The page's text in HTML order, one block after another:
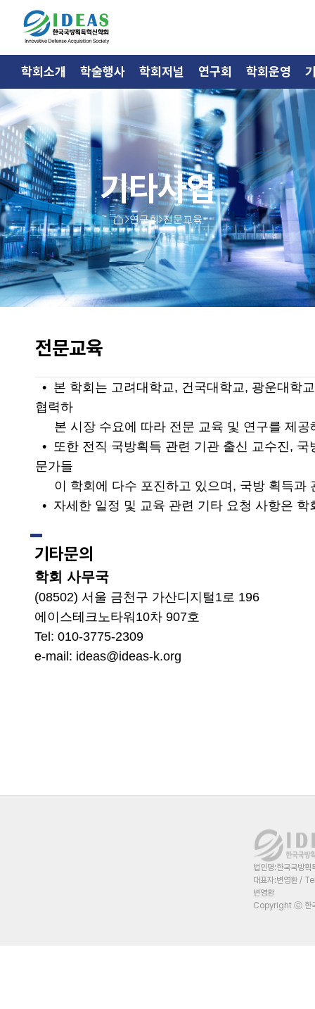
기타사업
연구회 전문교육
법인명:한국국방
대표자:변영환 /
변영환
Copyright ⓒ 한
전문교육
• 본 학회는 고려대학교, 건국대학교, 광운대학
협력하
본 시장 수요에 따라 전문 교육 및 연구를 제공
• 또한 전직 국방획득 관련 기관 출신 교수진,
문가들
이 학회에 다수 포진하고 있으며, 국방 획득과
• 자세한 일정 및 교육 관련 기타 요청 사항은
학회소개 학술행사 학회저널 연구회 학회운영
기타문의
학회 사무국
(08502) 서울 금천구 가산디지털1로 196
에이스테크노타워10차 907호
Tel: 010-3775-2309
e-mail: ideas@ideas-k.org